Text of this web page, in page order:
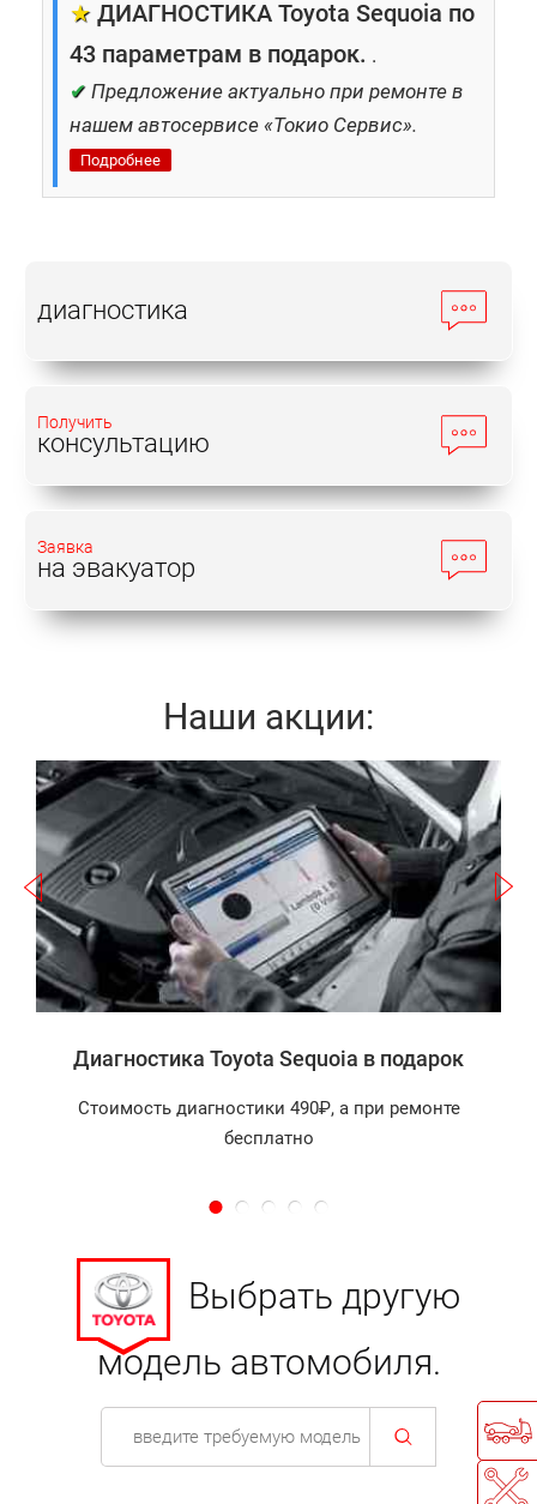
★ ДИАГНОСТИКА Toyota Sequoia по
43 параметрам в подарок. .
✔ Предложение актуально при ремонте в
нашем автосервисе «Токио Сервис».
Подробнее
диагностика
Получить
консультацию
Заявка
на эвакуатор
Наши акции:
Записаться
Диагностика Toyota Sequoia в подарок
Стоимость диагностики 490₽, а при ремонте
бесплатно
Выбрать другую
модель автомобиля.